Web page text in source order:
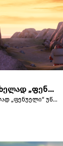
იაკობმა სახელად „ფენუელი“ უწოდა ადგილს, სადაც ის ღმერთს ეჭიდებოდა.
იაკობმა სახელად „ფენუელი“ უწოდა ადგილს, სადაც ის ღმერთს ეჭიდებოდა.